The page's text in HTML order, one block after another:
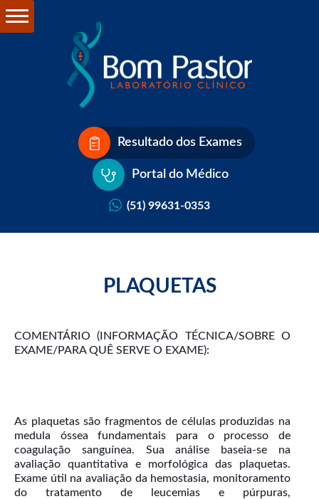
Resultado dos Exames
Portal do Médico
(51) 99631-0353
PLAQUETAS
COMENTÁRIO (INFORMAÇÃO TÉCNICA/SOBRE O
EXAME/PARA QUÊ SERVE O EXAME):
As plaquetas são fragmentos de células produzidas na
medula óssea fundamentais para o processo de
coagulação sanguínea. Sua análise baseia-se na
avaliação quantitativa e morfológica das plaquetas.
Exame útil na avaliação da hemostasia, monitoramento
do tratamento de leucemias e púrpuras,